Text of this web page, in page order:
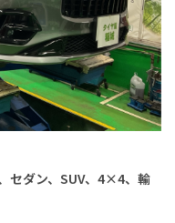
セダン、SUV、4×4、輸